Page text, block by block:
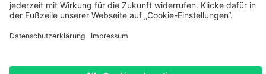
[3] Leasing-Preis: Bei im Preis reduzierten Fahrrädern erheben wir
Diesen Aufschlag berechnen wir aufgrund erhöhtem Aufwand und
Aufschlag. Rabattcodes können beim Leasing nicht angewendet